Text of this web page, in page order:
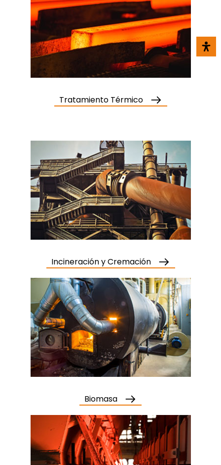
Tratamiento Térmico
Incineración y Cremación
Biomasa